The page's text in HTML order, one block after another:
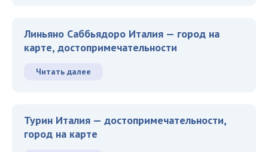
Линьяно Саббьядоро Италия — город на
карте, достопримечательности
Читать далее
Турин Италия — достопримечательности,
город на карте